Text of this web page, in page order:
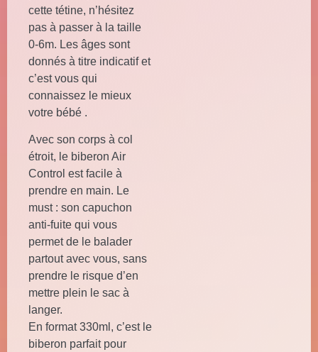
cette tétine, n’hésitez
pas à passer à la taille
0-6m. Les âges sont
donnés à titre indicatif et
c’est vous qui
connaissez le mieux
votre bébé .
Avec son corps à col
étroit, le biberon Air
Control est facile à
prendre en main. Le
must : son capuchon
anti-fuite qui vous
permet de le balader
partout avec vous, sans
prendre le risque d’en
mettre plein le sac à
langer.
En format 330ml, c’est le
biberon parfait pour